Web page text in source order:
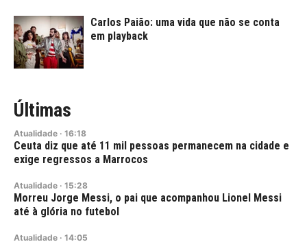
Carlos Paião: uma vida que não se conta
em playback
Últimas
Atualidade · 16:18
Ceuta diz que até 11 mil pessoas permanecem na cidade e
exige regressos a Marrocos
Atualidade · 15:28
Morreu Jorge Messi, o pai que acompanhou Lionel Messi
até à glória no futebol
Atualidade · 14:05